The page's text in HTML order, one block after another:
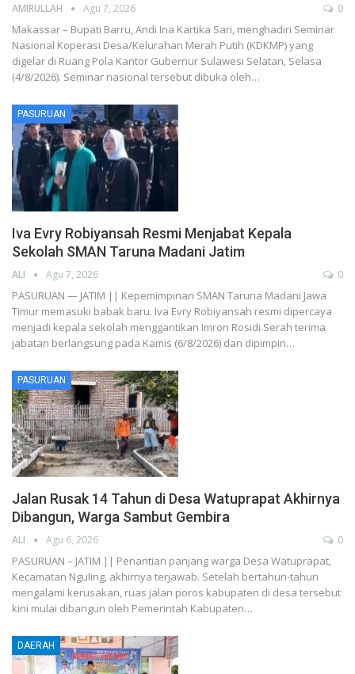
AMIRULLAH Agu 7, 2026 0
Makassar – Bupati Barru, Andi Ina Kartika Sari, menghadiri Seminar
Nasional Koperasi Desa/Kelurahan Merah Putih (KDKMP) yang
digelar di Ruang Pola Kantor Gubernur Sulawesi Selatan, Selasa
(4/8/2026). Seminar nasional tersebut dibuka oleh…
PASURUAN
Iva Evry Robiyansah Resmi Menjabat Kepala
Sekolah SMAN Taruna Madani Jatim
ALI Agu 7, 2026 0
PASURUAN — JATIM || Kepemimpinan SMAN Taruna Madani Jawa
Timur memasuki babak baru. Iva Evry Robiyansah resmi dipercaya
menjadi kepala sekolah menggantikan Imron Rosidi.Serah terima
jabatan berlangsung pada Kamis (6/8/2026) dan dipimpin…
PASURUAN
Jalan Rusak 14 Tahun di Desa Watuprapat Akhirnya
Dibangun, Warga Sambut Gembira
ALI Agu 6, 2026 0
PASURUAN – JATIM || Penantian panjang warga Desa Watuprapat,
Kecamatan Nguling, akhirnya terjawab. Setelah bertahun-tahun
mengalami kerusakan, ruas jalan poros kabupaten di desa tersebut
kini mulai dibangun oleh Pemerintah Kabupaten…
DAERAH